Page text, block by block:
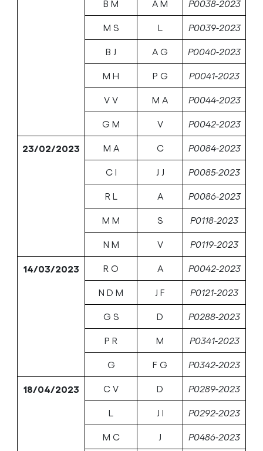
B M A M P0038-2023
M S L P0039-2023
B J A G P0040-2023
M H P G P0041-2023
V V M A P0044-2023
G M V P0042-2023
23/02/2023 M A C P0084-2023
C I J J P0085-2023
R L A P0086-2023
M M S P0118-2023
N M V P0119-2023
14/03/2023 R O A P0042-2023
N D M J F P0121-2023
G S D P0288-2023
P R M P0341-2023
G F G P0342-2023
18/04/2023 C V D P0289-2023
L J I P0292-2023
M C J P0486-2023